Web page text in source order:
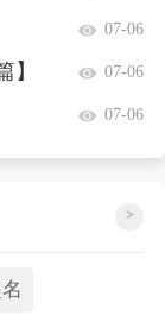
07-06
】 07-06
07-06
>